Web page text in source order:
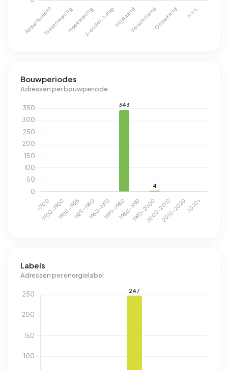
Bouwperiodes
Adressen per bouwperiode
Labels
Adressen per energielabel